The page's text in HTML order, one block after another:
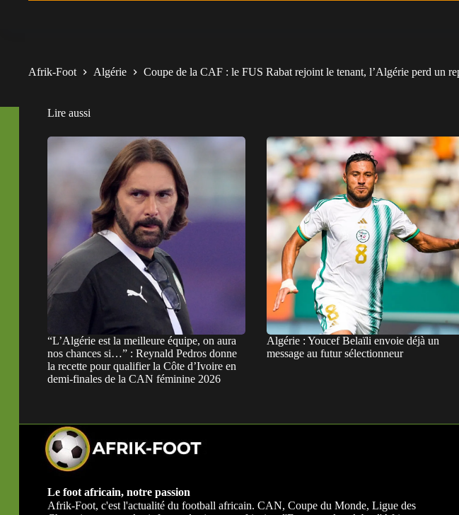
Afrik-Foot Algérie Coupe de la CAF : le FUS Rabat rejoint le tenant, l’Algérie perd un
Lire aussi
“L’Algérie est la meilleure équipe, on aura
nos chances si…” : Reynald Pedros donne
la recette pour qualifier la Côte d’Ivoire en
demi-finales de la CAN féminine 2026
Algérie : Youcef Belaïli envoie déjà un
message au futur sélectionneur
Le foot africain, notre passion
Afrik-Foot, c'est l'actualité du football africain. CAN, Coupe du Monde, Ligue des